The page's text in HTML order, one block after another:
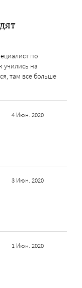
по
учились на
там все больше
4 Июн. 2020
3 Июн. 2020
1 Июн. 2020